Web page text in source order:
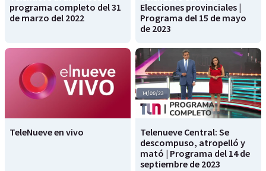
programa completo del 31
de marzo del 2022
Elecciones provinciales |
Programa del 15 de mayo
de 2023
TeleNueve en vivo
Telenueve Central: Se
descompuso, atropelló y
mató | Programa del 14 de
septiembre de 2023